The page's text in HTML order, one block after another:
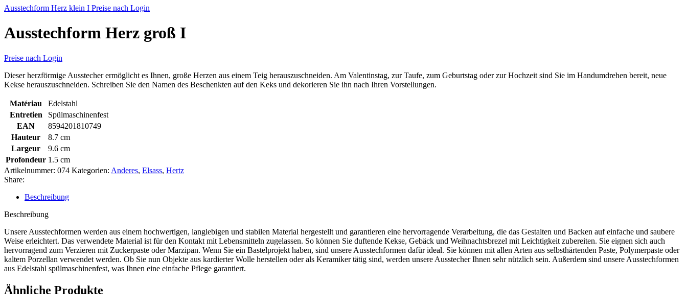
Ausstechform Herz klein I Preise nach Login
Ausstechform Herz groß I
Preise nach Login
Dieser herzförmige Ausstecher ermöglicht es Ihnen, große Herzen aus einem Teig herauszuschneiden. Am Valentinstag, zur Taufe, zum Geburtstag oder zur Hochzeit sind Sie im Handumdrehen bereit, neue
Kekse herauszuschneiden. Schreiben Sie den Namen des Beschenkten auf den Keks und dekorieren Sie ihn nach Ihren Vorstellungen.
Matériau
Edelstahl
Entretien
Spülmaschinenfest
EAN
8594201810749
Hauteur
8.7 cm
Largeur
9.6 cm
Profondeur 1.5 cm
Artikelnummer: 074 Kategorien: Anderes, Elsass, Hertz
Share:
Beschreibung
Beschreibung
Unsere Ausstechformen werden aus einem hochwertigen, langlebigen und stabilen Material hergestellt und garantieren eine hervorragende Verarbeitung, die das Gestalten und Backen auf einfache und saubere
Weise erleichtert. Das verwendete Material ist für den Kontakt mit Lebensmitteln zugelassen. So können Sie duftende Kekse, Gebäck und Weihnachtsbrezel mit Leichtigkeit zubereiten. Sie eignen sich auch
hervorragend zum Verzieren mit Zuckerpaste oder Marzipan. Wenn Sie ein Bastelprojekt haben, sind unsere Ausstechformen dafür ideal. Sie können mit allen Arten aus selbsthärtenden Paste, Polymerpaste oder
kaltem Porzellan verwendet werden. Ob Sie nun Objekte aus kardierter Wolle herstellen oder als Keramiker tätig sind, werden unsere Ausstecher Ihnen sehr nützlich sein. Außerdem sind unsere Ausstechformen
aus Edelstahl spülmaschinenfest, was Ihnen eine einfache Pflege garantiert.
Ähnliche Produkte